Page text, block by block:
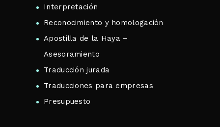
Interpretación
Reconocimiento y homologación
Apostilla de la Haya –
Asesoramiento
Traducción jurada
Traducciones para empresas
Presupuesto